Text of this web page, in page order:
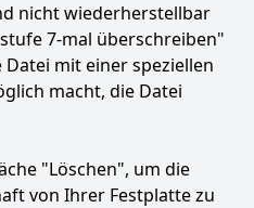
nicht wiederherstellbar
7-mal überschreiben"
mit einer speziellen
macht, die Datei
"Löschen", um die
von Ihrer Festplatte zu